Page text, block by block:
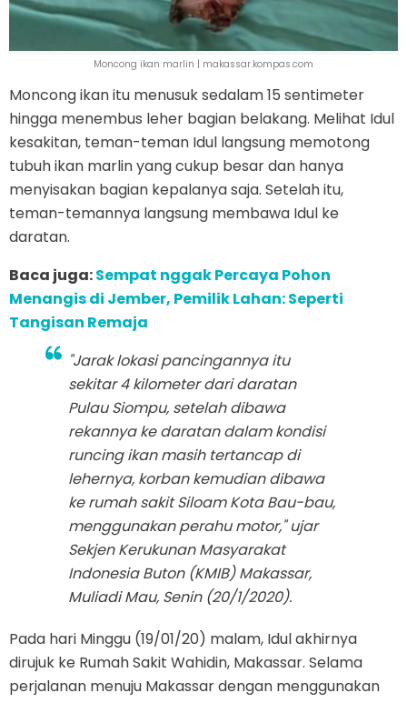
Moncong ikan marlin | makassar.kompas.com
Moncong ikan itu menusuk sedalam 15 sentimeter
hingga menembus leher bagian belakang. Melihat Idul
kesakitan, teman-teman Idul langsung memotong
tubuh ikan marlin yang cukup besar dan hanya
menyisakan bagian kepalanya saja. Setelah itu,
teman-temannya langsung membawa Idul ke
daratan.
Baca juga:Sempat nggak Percaya Pohon
Menangis di Jember, Pemilik Lahan: Seperti
Tangisan Remaja
"Jarak lokasi pancingannya itu
sekitar 4 kilometer dari daratan
Pulau Siompu, setelah dibawa
rekannya ke daratan dalam kondisi
runcing ikan masih tertancap di
lehernya, korban kemudian dibawa
ke rumah sakit Siloam Kota Bau-bau,
menggunakan perahu motor," ujar
Sekjen Kerukunan Masyarakat
Indonesia Buton (KMIB) Makassar,
Muliadi Mau, Senin (20/1/2020).
Pada hari Minggu (19/01/20) malam, Idul akhirnya
dirujuk ke Rumah Sakit Wahidin, Makassar. Selama
perjalanan menuju Makassar dengan menggunakan